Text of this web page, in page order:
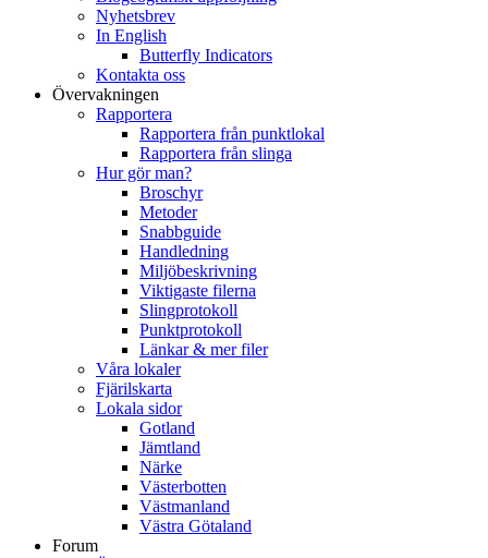
Nyhetsbrev
In English
Butterfly Indicators
Kontakta oss
Övervakningen
Rapportera
Rapportera från punktlokal
Rapportera från slinga
Hur gör man?
Broschyr
Metoder
Snabbguide
Handledning
Miljöbeskrivning
Viktigaste filerna
Slingprotokoll
Punktprotokoll
Länkar & mer filer
Våra lokaler
Fjärilskarta
Lokala sidor
Gotland
Jämtland
Närke
Västerbotten
Västmanland
Västra Götaland
Forum